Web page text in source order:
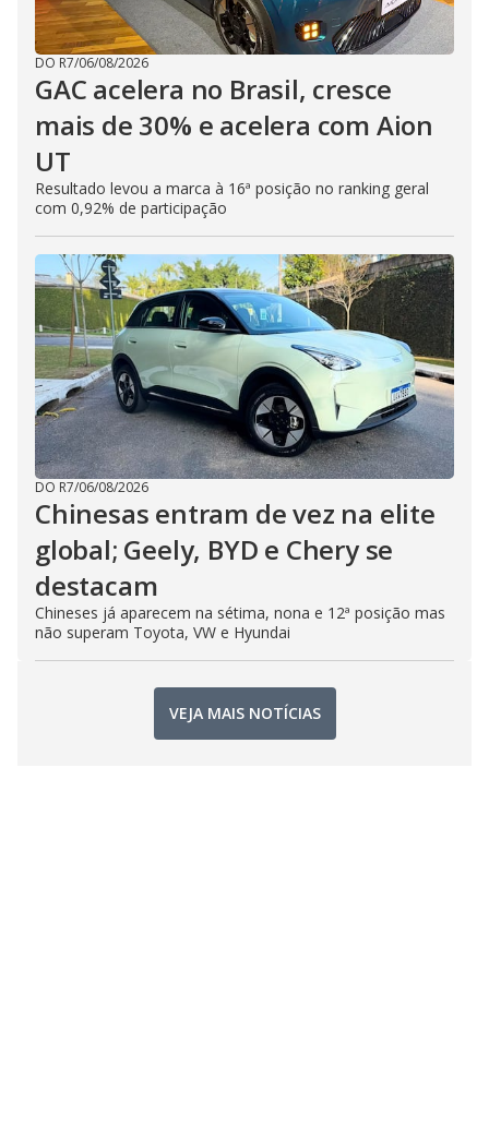
DO R7/06/08/2026
GAC acelera no Brasil, cresce
mais de 30% e acelera com Aion
UT
Resultado levou a marca à 16ª posição no ranking geral
com 0,92% de participação
DO R7/06/08/2026
Chinesas entram de vez na elite
global; Geely, BYD e Chery se
destacam
Chineses já aparecem na sétima, nona e 12ª posição mas
não superam Toyota, VW e Hyundai
VEJA MAIS NOTÍCIAS